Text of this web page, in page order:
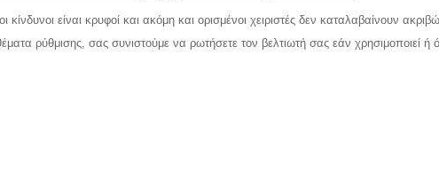
είναι κρυφοί και ακόμη και ορισμένοι χειριστές δεν καταλαβαίνουν
ρύθμισης, σας συνιστούμε να ρωτήσετε τον βελτιωτή σας εάν χρησιμοποιεί